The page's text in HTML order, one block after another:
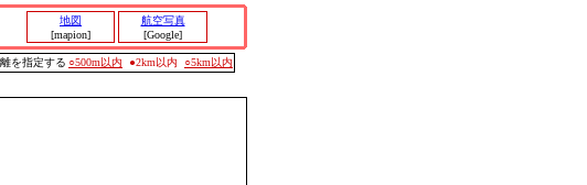
地図
[mapion]
航空写真
[Google]
を指定する ○500m以内 ●2km以内 ○5km以内